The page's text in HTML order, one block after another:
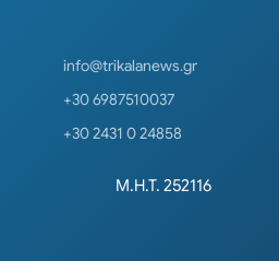
info@trikalanews.gr
+30 6987510037
+30 2431 0 24858
Μ.Η.Τ. 252116